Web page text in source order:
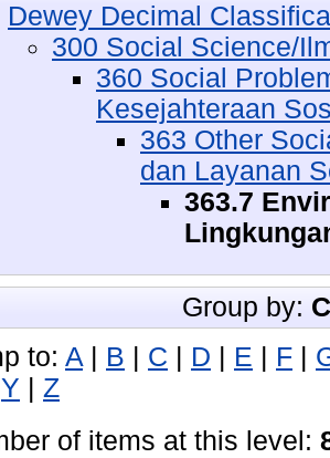
Dewey Decimal
300 Social Science/
360 Social
Kesejahteraan
363 Other
dan Layanan
363.7
Group by:
to: A B C D E F
Y
Z
of items at this level: